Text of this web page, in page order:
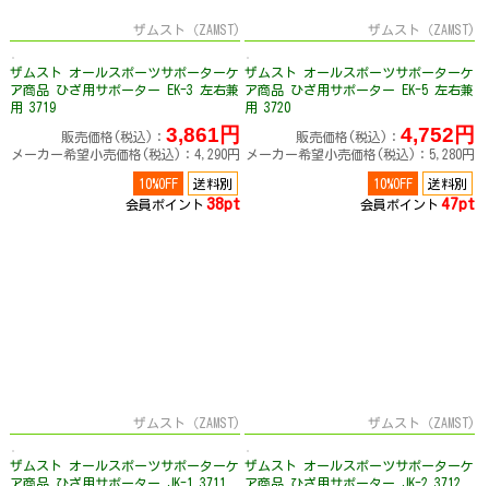
ザムスト（ZAMST)
ザムスト オールスポーツサポーターケ
ア商品 ひざ用サポーター EK-3 左右兼
用 3719
販売価格(税込)： 3,861円
メーカー希望小売価格(税込)：4,290円
10%OFF
送料別
会員ポイント 38pt
ザムスト（ZAMST)
ザムスト オールスポーツサポーターケ
ア商品 ひざ用サポーター EK-5 左右兼
用 3720
販売価格(税込)： 4,752円
メーカー希望小売価格(税込)：5,280円
10%OFF
送料別
会員ポイント 47pt
ザムスト（ZAMST)
ザムスト オールスポーツサポーターケ
ア商品 ひざ用サポーター JK-1 3711
ザムスト（ZAMST)
ザムスト オールスポーツサポーターケ
ア商品 ひざ用サポーター JK-2 3712